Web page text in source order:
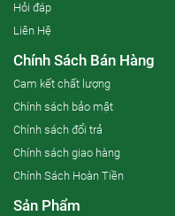
Hỏi đáp
Liên Hệ
Chính Sách Bán Hàng
Cam kết chất lượng
Chính sách bảo mật
Chính sách đổi trả
Chính sách giao hàng
Chính Sách Hoàn Tiền
Sản Phẩm